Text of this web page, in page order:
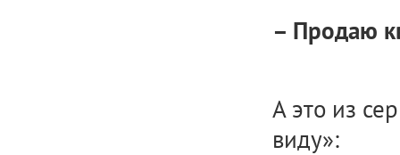
– Продаю
А это из
виду»: